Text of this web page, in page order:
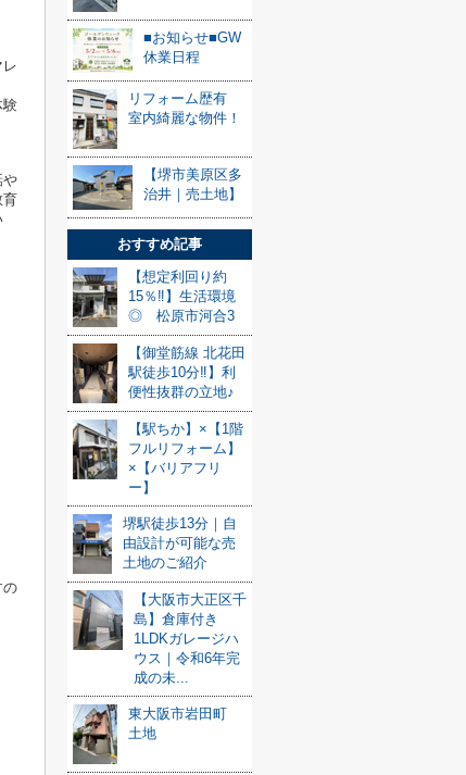
験
や
育
の
■お知らせ■GW
休業日程
リフォーム歴有
室内綺麗な物件！
【堺市美原区多
治井｜売土地】
おすすめ記事
【想定利回り約
15％‼】生活環境
◎ 松原市河合3
【御堂筋線 北花田
駅徒歩10分‼】利
便性抜群の立地♪
【駅ちか】×【1階
フルリフォーム】
×【バリアフリ
ー】
堺駅徒歩13分｜自
由設計が可能な売
土地のご紹介
【大阪市大正区千
島】倉庫付き
1LDKガレージハ
ウス｜令和6年完
成の未...
東大阪市岩田町
土地